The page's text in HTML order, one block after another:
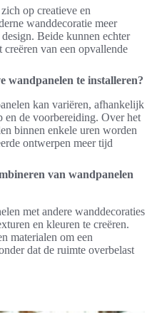
op creatieve en
wanddecoratie meer
Beide kunnen echter
van een opvallende
wandpanelen te installeren?
kan variëren, afhankelijk
en de voorbereiding. Over het
binnen enkele uren worden
ontwerpen meer tijd
van wandpanelen
met andere wanddecoraties
en kleuren te creëren.
materialen om een
dat de ruimte overbelast